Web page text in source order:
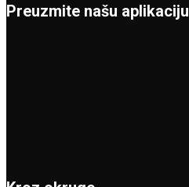
Preuzmite našu aplikaciju